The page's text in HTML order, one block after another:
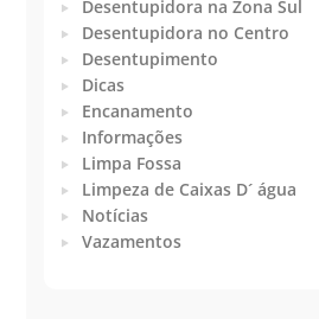
Desentupidora na Zona Sul
Desentupidora no Centro
Desentupimento
Dicas
Encanamento
Informações
Limpa Fossa
Limpeza de Caixas D´ água
Notícias
Vazamentos